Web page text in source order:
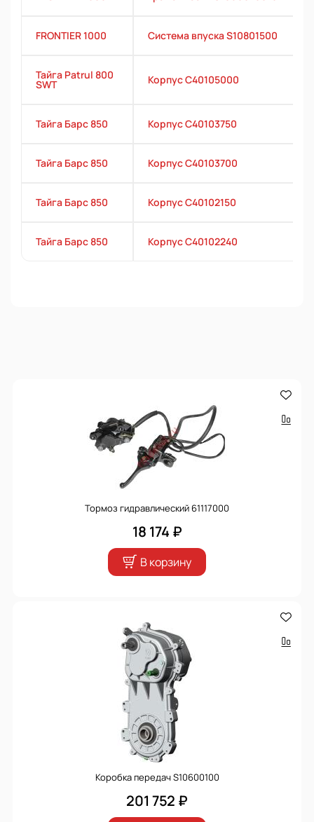
FRONTIER 1000 Система впуска S10801500
Тайга Patrul 800
SWT Корпус С40105000
Тайга Барс 850 Корпус С40103750
Тайга Барс 850 Корпус С40103700
Тайга Барс 850 Корпус С40102150
Тайга Барс 850 Корпус C40102240
Тормоз гидравлический 61117000
18 174 ₽
В корзину
Коробка передач S10600100
201 752 ₽